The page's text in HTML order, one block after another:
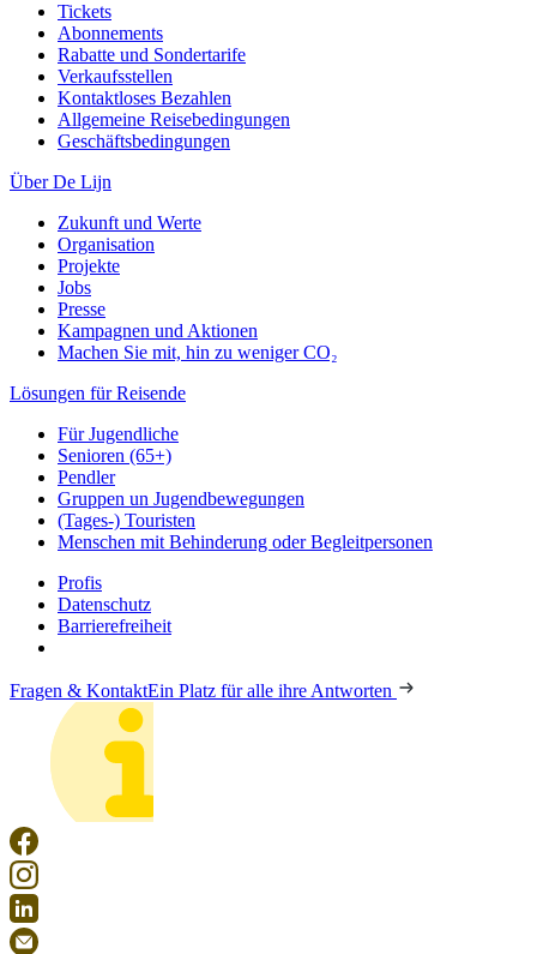
Tickets
Abonnements
Rabatte und Sondertarife
Verkaufsstellen
Kontaktloses Bezahlen
Allgemeine Reisebedingungen
Geschäftsbedingungen
Über De Lijn
Zukunft und Werte
Organisation
Projekte
Jobs
Presse
Kampagnen und Aktionen
Machen Sie mit, hin zu weniger CO₂
Lösungen für Reisende
Für Jugendliche
Senioren (65+)
Pendler
Gruppen un Jugendbewegungen
(Tages-) Touristen
Menschen mit Behinderung oder Begleitpersonen
Profis
Datenschutz
Barrierefreiheit
Fragen & KontaktEin Platz für alle ihre Antworten